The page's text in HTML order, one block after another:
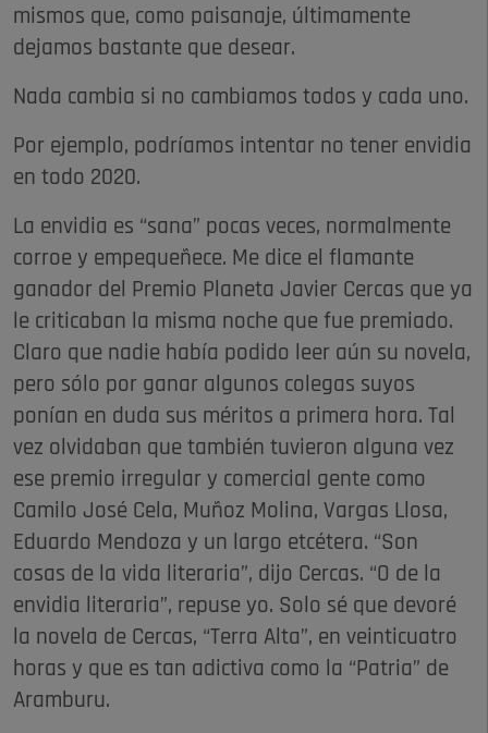
mismos que, como paisanaje, últimamente
dejamos bastante que desear.
Nada cambia si no cambiamos todos y cada uno.
Por ejemplo, podríamos intentar no tener envidia
en todo 2020.
La envidia es “sana” pocas veces, normalmente
corroe y empequeñece. Me dice el flamante
ganador del Premio Planeta Javier Cercas que ya
le criticaban la misma noche que fue premiado.
Claro que nadie había podido leer aún su novela,
pero sólo por ganar algunos colegas suyos
ponían en duda sus méritos a primera hora. Tal
vez olvidaban que también tuvieron alguna vez
ese premio irregular y comercial gente como
Camilo José Cela, Muñoz Molina, Vargas Llosa,
Eduardo Mendoza y un largo etcétera. “Son
cosas de la vida literaria”, dijo Cercas. “O de la
envidia literaria”, repuse yo. Solo sé que devoré
la novela de Cercas, “Terra Alta”, en veinticuatro
horas y que es tan adictiva como la “Patria” de
Aramburu.